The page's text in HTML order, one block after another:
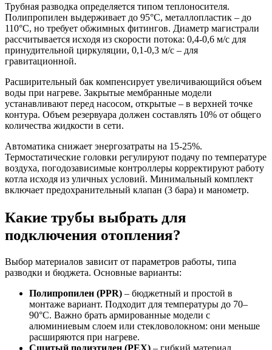
Трубная разводка определяется типом теплоносителя.
Полипропилен выдерживает до 95°С, металлопластик – до
110°С, но требует обжимных фитингов. Диаметр магистрали
рассчитывается исходя из скорости потока: 0,4-0,6 м/с для
принудительной циркуляции, 0,1-0,3 м/с – для
гравитационной.
Расширительный бак компенсирует увеличивающийся объем
воды при нагреве. Закрытые мембранные модели
устанавливают перед насосом, открытые – в верхней точке
контура. Объем резервуара должен составлять 10% от общего
количества жидкости в сети.
Автоматика снижает энергозатраты на 15-25%.
Термостатические головки регулируют подачу по температуре
воздуха, погодозависимые контроллеры корректируют работу
котла исходя из уличных условий. Минимальный комплект
включает предохранительный клапан (3 бара) и манометр.
Какие трубы выбрать для
подключения отопления?
Выбор материалов зависит от параметров работы, типа
разводки и бюджета. Основные варианты:
Полипропилен (PPR) – бюджетный и простой в
монтаже вариант. Подходит для температуры до 70–
90°C. Важно брать армированные модели с
алюминиевым слоем или стекловолокном: они меньше
расширяются при нагреве.
Сшитый полиэтилен (PEX) – гибкий материал,